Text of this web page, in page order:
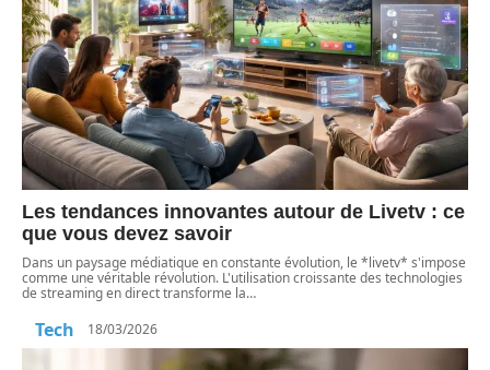
Les tendances innovantes autour de Livetv : ce
que vous devez savoir
Dans un paysage médiatique en constante évolution, le *livetv* s'impose
comme une véritable révolution. L'utilisation croissante des technologies
de streaming en direct transforme la…
Tech 18/03/2026